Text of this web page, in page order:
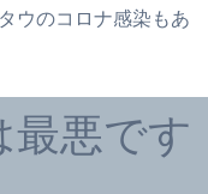
ウのコロナ感染もあ
悪です